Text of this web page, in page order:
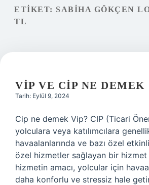
Yasal Uyarı
ETIKET: SABIHA GÖKÇEN
TL
VIP VE CIP NE DEMEK
Tarih: Eylül 9, 2024
Cip ne demek Vip? CIP (Ticari
yolculara veya katılımcılara
havaalanlarında ve bazı özel
özel hizmetler sağlayan bir hizmet
hizmetin amacı, yolcular için
daha konforlu ve stressiz hale